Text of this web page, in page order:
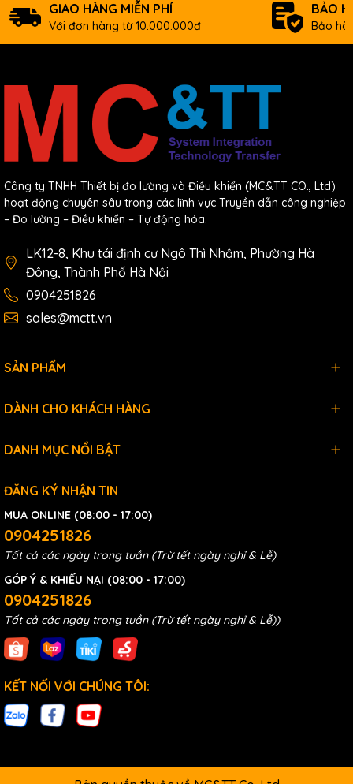
GIAO HÀNG MIỄN PHÍ
Với đơn hàng từ 10.000.000đ
BẢO
Bảo
Công ty TNHH Thiết bị đo lường và Điều khiển (MC&TT CO., Ltd)
hoạt động chuyên sâu trong các lĩnh vực Truyền dẫn công nghiệp
– Đo lường – Điều khiển – Tự động hóa.
LK12-8, Khu tái định cư Ngô Thì Nhậm, Phường Hà
Đông, Thành Phố Hà Nội
0904251826
sales@mctt.vn
SẢN PHẨM
DÀNH CHO KHÁCH HÀNG
DANH MỤC NỔI BẬT
ĐĂNG KÝ NHẬN TIN
MUA ONLINE (08:00 - 17:00)
0904251826
Tất cả các ngày trong tuần (Trừ tết ngày nghỉ & Lễ)
GÓP Ý & KHIẾU NẠI (08:00 - 17:00)
0904251826
Tất cả các ngày trong tuần (Trừ tết ngày nghỉ & Lễ))
KẾT NỐI VỚI CHÚNG TÔI: